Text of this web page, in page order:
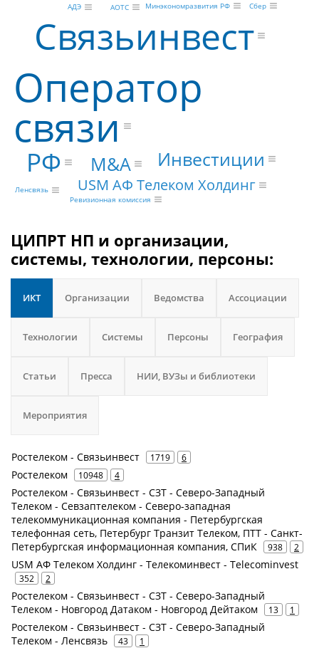
Оператор
связи
Связьинвест
РФ M&A Инвестиции
USM АФ Телеком Холдинг
Ленсвязь
Сбер
Минэкономразвития РФ
АОТС
АДЭ
Ревизионная комиссия
ЦИПРТ НП и организации,
системы, технологии, персоны:
ИКТ Организации Ведомства Ассоциации
Технологии Системы Персоны География
Статьи Пресса НИИ, ВУЗы и библиотеки
Мероприятия
Ростелеком - Связьинвест 1719 6
Ростелеком 10948 4
Ростелеком - Связьинвест - СЗТ - Северо-Западный
Телеком - Севзаптелеком - Северо-западная
телекоммуникационная компания - Петербургская
телефонная сеть, Петербург Транзит Телеком, ПТТ - Санкт-
Петербургская информационная компания, СПиК
938 2
USM АФ Телеком Холдинг - Телекоминвест - Telecominvest
352 2
Ростелеком - Связьинвест - СЗТ - Северо-Западный
Телеком - Новгород Датаком - Новгород Дейтаком
13 1
Ростелеком - Связьинвест - СЗТ - Северо-Западный
Телеком - Ленсвязь
43 1